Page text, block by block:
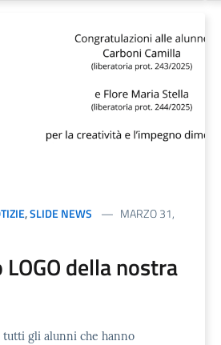
,SLIDE NEWS
MARZO 31,
della nostra
tutti gli alunni che hanno